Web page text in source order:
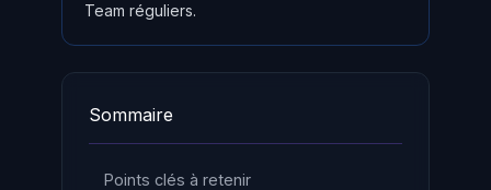
Team réguliers.
Sommaire
Points clés à retenir